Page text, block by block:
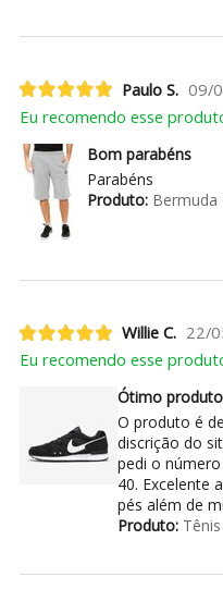
Paulo S. 09/
Eu recomendo esse
Bom parabéns
Parabéns
Produto:Bermuda
Willie C. 22/
Eu recomendo esse
Ótimo
O produto é
discrição do
pedi o
40. Excelente
pés além de
Produto:Tênis